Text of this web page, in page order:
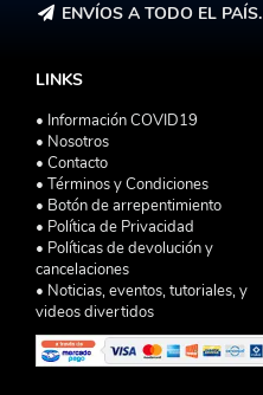
ENVÍOS A TODO EL PAÍS.
LINKS
• Información COVID19
• Nosotros
• Contacto
• Términos y Condiciones
• Botón de arrepentimiento
• Política de Privacidad
• Políticas de devolución y
cancelaciones
• Noticias, eventos, tutoriales, y
videos divertidos